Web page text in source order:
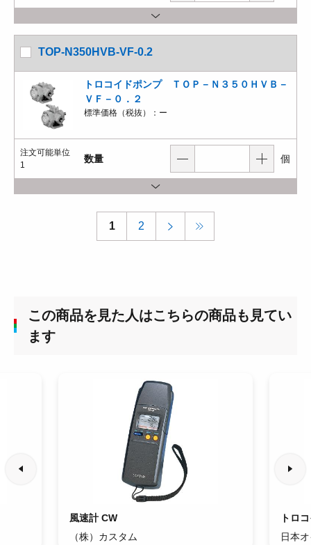
TOP-N350HVB-VF-0.2
トロコイドポンプ ＴＯＰ－Ｎ３５０ＨＶＢ－
ＶＦ－０．２
標準価格（税抜）： ー
注文可能単位
1
数量 個
1 2
この商品を見た人はこちらの商品も見てい
ます
風速計 CW
（株）カスタム
トロ
日本